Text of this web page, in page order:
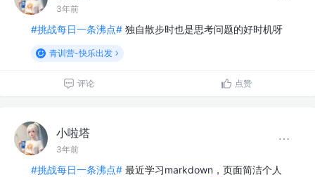
3年前
#挑战每日一条沸点# 独自散步时也是思考问题的好时机呀
青训营-快乐出发
评论 点赞
小啦塔
3年前
#挑战每日一条沸点# 最近学习markdown，页面简洁个人